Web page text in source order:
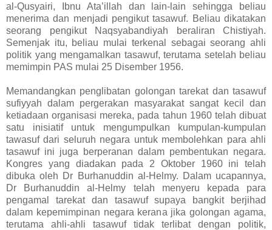
al-Qusyairi, Ibnu Ata’illah dan lain-lain sehingga beliau
menerima dan menjadi pengikut tasawuf. Beliau dikatakan
seorang pengikut Naqsyabandiyah beraliran Chistiyah.
Semenjak itu, beliau mulai terkenal sebagai seorang ahli
politik yang mengamalkan tasawuf, terutama setelah beliau
memimpin PAS mulai 25 Disember 1956.
Memandangkan penglibatan golongan tarekat dan tasawuf
sufiyyah dalam pergerakan masyarakat sangat kecil dan
ketiadaan organisasi mereka, pada tahun 1960 telah dibuat
satu inisiatif untuk mengumpulkan kumpulan-kumpulan
tawasuf dari seluruh negara untuk membolehkan para ahli
tasawuf ini juga berperanan dalam pembentukan negara.
Kongres yang diadakan pada 2 Oktober 1960 ini telah
dibuka oleh Dr Burhanuddin al-Helmy. Dalam ucapannya,
Dr Burhanuddin al-Helmy telah menyeru kepada para
pengamal tarekat dan tasawuf supaya bangkit berjihad
dalam kepemimpinan negara kerana jika golongan agama,
terutama ahli-ahli tasawuf tidak terlibat dengan politik,